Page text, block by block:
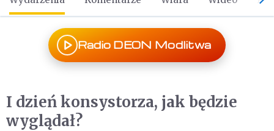
Radio DEON Modlitwa
I dzień konsystorza, jak będzie
wyglądał?